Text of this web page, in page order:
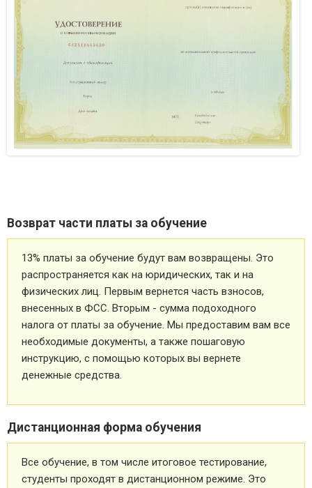
Возврат части платы за обучение
13% платы за обучение будут вам возвращены. Это
распространяется как на юридических, так и на
физических лиц. Первым вернется часть взносов,
внесенных в ФСС. Вторым - сумма подоходного
налога от платы за обучение. Мы предоставим вам все
необходимые документы, а также пошаговую
инструкцию, с помощью которых вы вернете
денежные средства.
Дистанционная форма обучения
Все обучение, в том числе итоговое тестирование,
студенты проходят в дистанционном режиме. Это